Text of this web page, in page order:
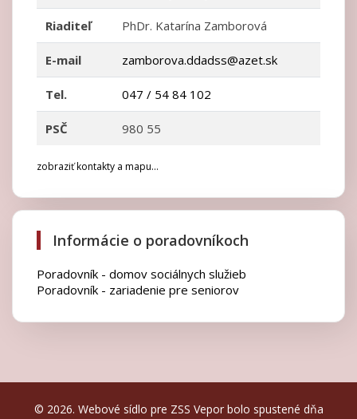
Riaditeľ PhDr. Katarína Zamborová
E-mail zamborova.ddadss@azet.sk
Tel. 047 / 54 84 102
PSČ 980 55
zobraziť kontakty a mapu...
Informácie o poradovníkoch
Poradovník - domov sociálnych služieb
Poradovník - zariadenie pre seniorov
© 2026. Webové sídlo pre ZSS Vepor bolo spustené dňa